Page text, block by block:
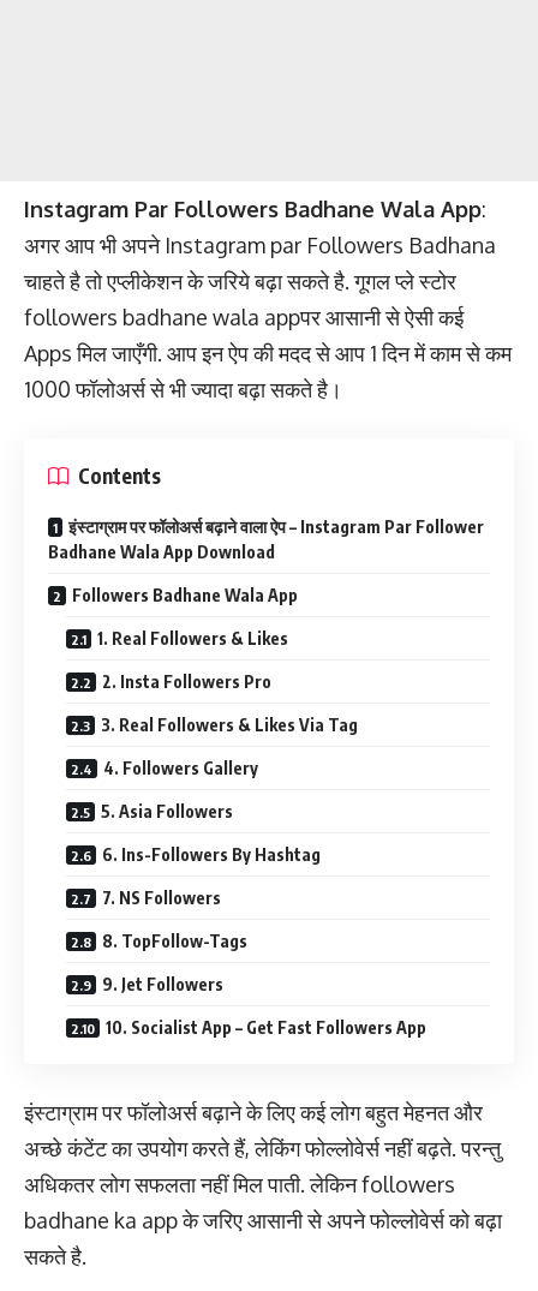
Instagram Par Followers Badhane Wala App:
अगर आप भी अपने Instagram par Followers Badhana
चाहते है तो एप्लीकेशन के जरिये बढ़ा सकते है. गूगल प्ले स्टोर
followers badhane wala appपर आसानी से ऐसी कई
Apps मिल जाएँगी. आप इन ऐप की मदद से आप 1 दिन में काम से कम
1000 फॉलोअर्स से भी ज्यादा बढ़ा सकते है।
Contents
इंस्टाग्राम पर फॉलोअर्स बढ़ाने वाला ऐप – Instagram Par Follower
Badhane Wala App Download
Followers Badhane Wala App
1. Real Followers & Likes
2. Insta Followers Pro
3. Real Followers & Likes Via Tag
4. Followers Gallery
5. Asia Followers
6. Ins-Followers By Hashtag
7. NS Followers
8. TopFollow-Tags
9. Jet Followers
10. Socialist App – Get Fast Followers App
इंस्टाग्राम पर फॉलोअर्स बढ़ाने के लिए कई लोग बहुत मेहनत और
अच्छे कंटेंट का उपयोग करते हैं, लेकिंग फोल्लोवेर्स नहीं बढ़ते. परन्तु
अधिकतर लोग सफलता नहीं मिल पाती. लेकिन followers
badhane ka app के जरिए आसानी से अपने फोल्लोवेर्स को बढ़ा
सकते है.